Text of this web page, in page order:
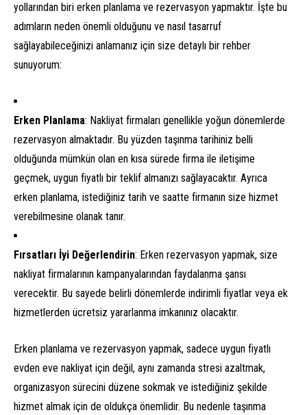
yollarından biri erken planlama ve rezervasyon yapmaktır. İşte bu
adımların neden önemli olduğunu ve nasıl tasarruf
sağlayabileceğinizi anlamanız için size detaylı bir rehber
sunuyorum:
Erken Planlama: Nakliyat firmaları genellikle yoğun dönemlerde
rezervasyon almaktadır. Bu yüzden taşınma tarihiniz belli
olduğunda mümkün olan en kısa sürede firma ile iletişime
geçmek, uygun fiyatlı bir teklif almanızı sağlayacaktır. Ayrıca
erken planlama, istediğiniz tarih ve saatte firmanın size hizmet
verebilmesine olanak tanır.
Fırsatları İyi Değerlendirin: Erken rezervasyon yapmak, size
nakliyat firmalarının kampanyalarından faydalanma şansı
verecektir. Bu sayede belirli dönemlerde indirimli fiyatlar veya ek
hizmetlerden ücretsiz yararlanma imkanınız olacaktır.
Erken planlama ve rezervasyon yapmak, sadece uygun fiyatlı
evden eve nakliyat için değil, aynı zamanda stresi azaltmak,
organizasyon sürecini düzene sokmak ve istediğiniz şekilde
hizmet almak için de oldukça önemlidir. Bu nedenle taşınma